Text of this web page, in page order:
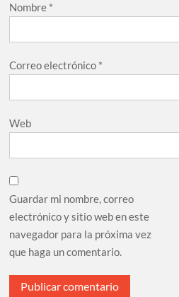
Nombre *
Correo electrónico *
Web
Guardar mi nombre, correo
electrónico y sitio web en este
navegador para la próxima vez
que haga un comentario.